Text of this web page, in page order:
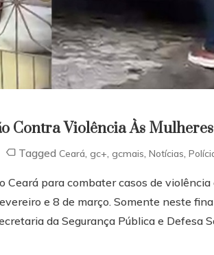
Contra Violência Às
Tagged Ceará, gc+, gcmais, Notícias,
Ceará para combater casos de
e 8 de março. Somente neste
da Segurança Pública e Defesa